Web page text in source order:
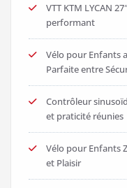
VTT KTM LYCAN
performant
Vélo pour Enfants
Parfaite entre
Contrôleur
et praticité réunies
Vélo pour Enfants
et Plaisir